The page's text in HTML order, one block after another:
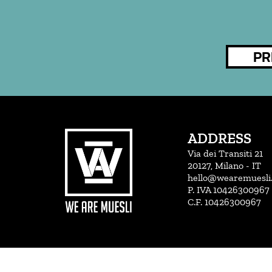
ADDRESS
Via dei Transiti 21
20127, Milano - IT
P. IVA 10426300967
C.F. 10426300967